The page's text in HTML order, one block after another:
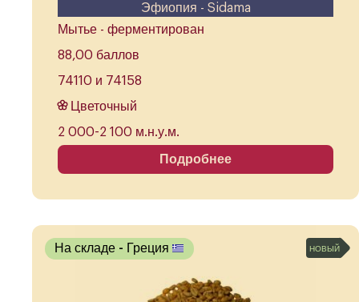
Эфиопия - Sidama
Мытье - ферментирован
88,00 баллов
74110 и 74158
Цветочный
2 000-2 100 м.н.у.м.
Подробнее
На складе - Греция НОВЫЙ